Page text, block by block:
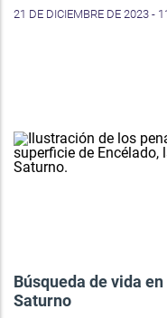
21 DE DICIEMBRE DE 2023 -
Búsqueda de vida
Saturno